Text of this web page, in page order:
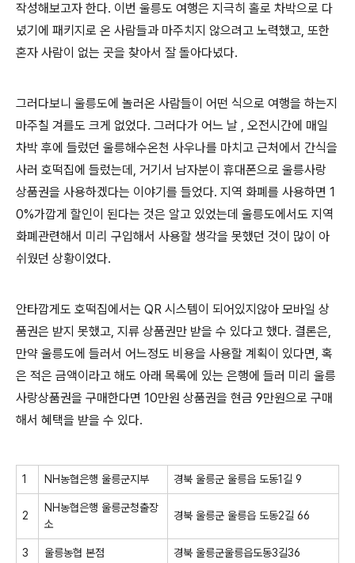
작성해보고자 한다. 이번 울릉도 여행은 지극히 홀로 차박으로 다
녔기에 패키지로 온 사람들과 마주치지 않으려고 노력했고, 또한
혼자 사람이 없는 곳을 찾아서 잘 돌아다녔다.
그러다보니 울릉도에 놀러온 사람들이 어떤 식으로 여행을 하는지
마주칠 겨를도 크게 없었다. 그러다가 어느 날 , 오전시간에 매일
차박 후에 들렀던 울릉해수온천 사우나를 마치고 근처에서 간식을
사러 호떡집에 들렀는데, 거기서 남자분이 휴대폰으로 울릉사랑
상품권을 사용하겠다는 이야기를 들었다. 지역 화폐를 사용하면 1
0%가깝게 할인이 된다는 것은 알고 있었는데 울릉도에서도 지역
화폐관련해서 미리 구입해서 사용할 생각을 못했던 것이 많이 아
쉬웠던 상황이었다.
안타깝게도 호떡집에서는 QR 시스템이 되어있지않아 모바일 상
품권은 받지 못했고, 지류 상품권만 받을 수 있다고 했다. 결론은,
만약 울릉도에 들러서 어느정도 비용을 사용할 계획이 있다면, 혹
은 적은 금액이라고 해도 아래 목록에 있는 은행에 들러 미리 울릉
사랑상품권을 구매한다면 10만원 상품권을 현금 9만원으로 구매
해서 혜택을 받을 수 있다.
1 NH농협은행 울릉군지부 경북 울릉군 울릉읍 도동1길 9
2
NH농협은행 울릉군청출장
소
경북 울릉군 울릉읍 도동2길 66
3 울릉농협 본점 경북 울릉군울릉읍도동3길36